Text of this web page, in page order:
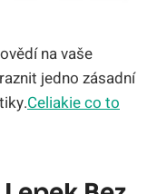
na vaše
jedno zásadní
Celiakie co to